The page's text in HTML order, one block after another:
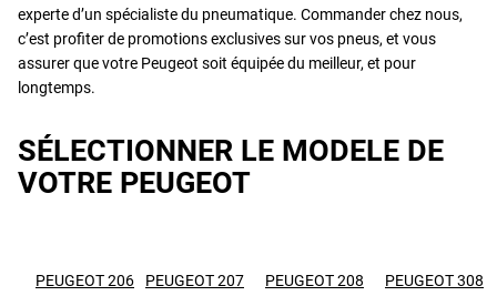
experte d’un spécialiste du pneumatique. Commander chez nous,
c’est profiter de promotions exclusives sur vos pneus, et vous
assurer que votre Peugeot soit équipée du meilleur, et pour
longtemps.
SÉLECTIONNER LE MODELE DE
VOTRE PEUGEOT
PEUGEOT 206 PEUGEOT 207 PEUGEOT 208 PEUGEOT 308